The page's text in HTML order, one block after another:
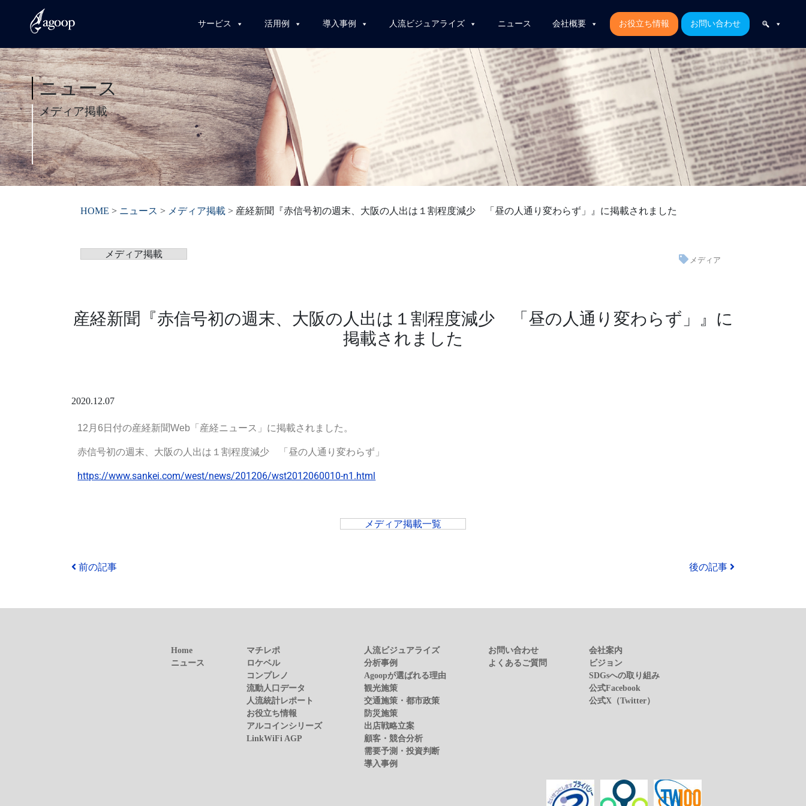
サービス 活用例 導入事例 人流ビジュアライズ ニュース 会社概要 お役立ち情報 お問い合わせ
ニュース
メディア掲載
HOME > ニュース > メディア掲載 > 産経新聞『赤信号初の週末、大阪の人出は１割程度減少 「昼の人通り変わらず」』に掲載されました
メディア掲載
メディア
産経新聞『赤信号初の週末、大阪の人出は１割程度減少 「昼の人通り変わらず」』に
掲載されました
2020.12.07
12月6日付の産経新聞Web「産経ニュース」 に掲載されました。
赤信号初の週末、大阪の人出は１割程度減少 「昼の人通り変わらず」
https://www.sankei.com/west/news/201206/wst2012060010-n1.html
メディア掲載一覧
前の記事 後の記事
Home
ニュース
マチレポ
ロケベル
コンプレノ
流動人口データ
人流統計レポート
お役立ち情報
アルコインシリーズ
LinkWiFi AGP
人流ビジュアライズ
分析事例
Agoopが選ばれる理由
観光施策
交通施策・都市政策
防災施策
出店戦略立案
顧客・競合分析
需要予測・投資判断
導入事例
お問い合わせ
よくあるご質問
会社案内
ビジョン
SDGsへの取り組み
公式Facebook
公式X（Twitter）